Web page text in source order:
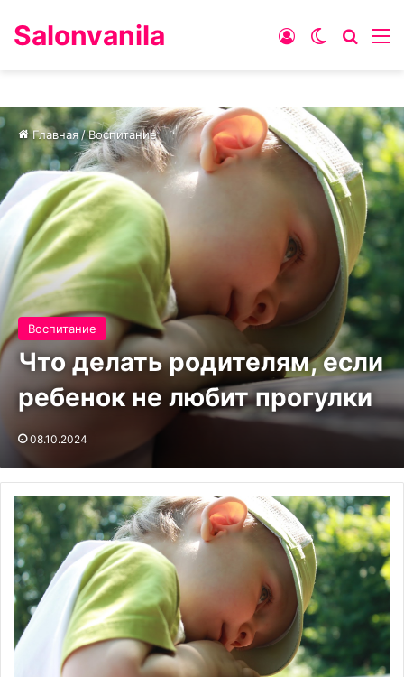
Salonvanila Switch skin
Войти
Главная/Воспитание
Воспитание
Что делать родителям, если
ребенок не любит прогулки
08.10.2024